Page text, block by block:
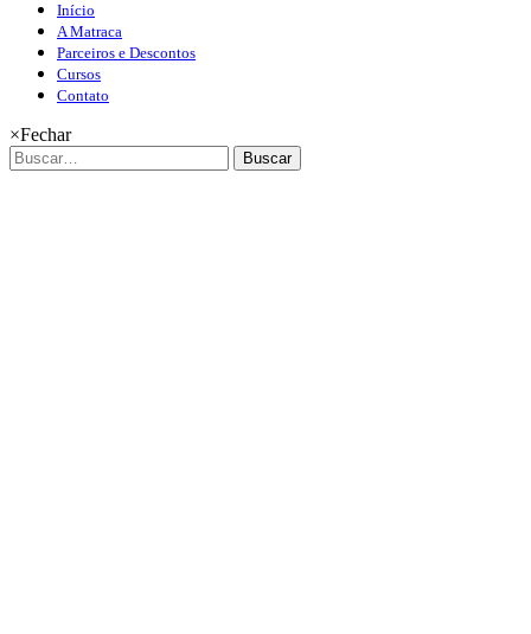
Início
A Matraca
Parceiros e Descontos
Cursos
Contato
×Fechar
Buscar